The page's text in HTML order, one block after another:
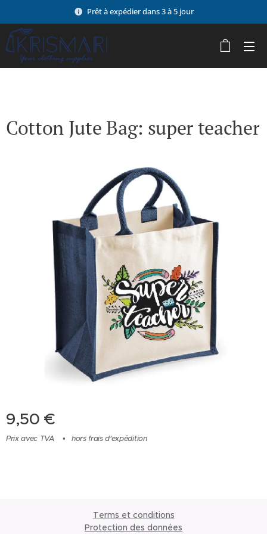
Prêt à expédier dans 3 à 5 jour
Cotton Jute Bag: super teacher
9,50 €
Prix avec TVA hors frais d'expédition
Terms et conditions
Protection des données